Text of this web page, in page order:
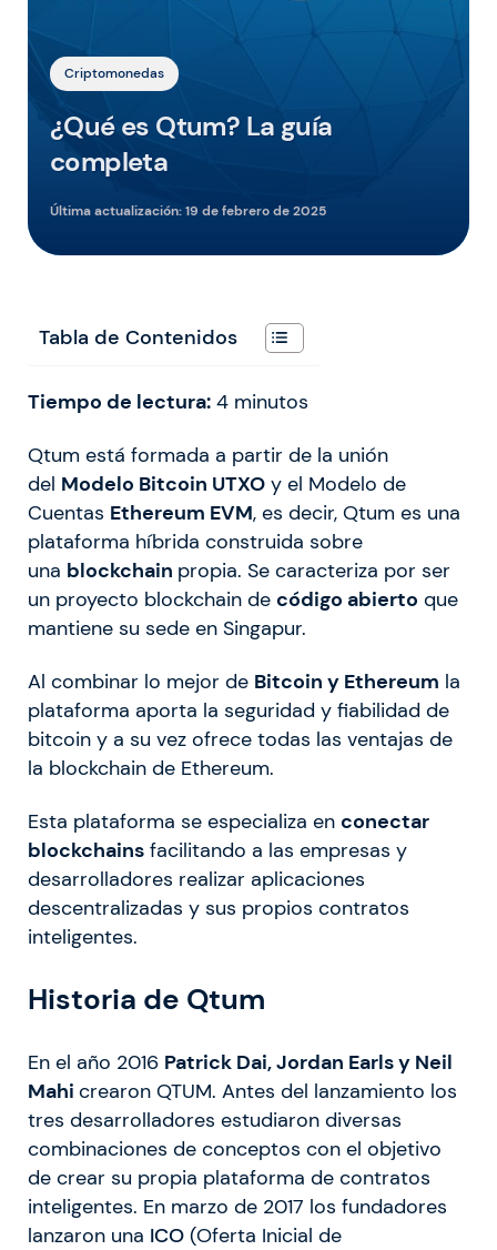
Criptomonedas
¿Qué es Qtum? La guía
completa
Última actualización:19 de febrero de 2025
Tabla de Contenidos
Tiempo de lectura: 4 minutos
Qtum está formada a partir de la unión
del Modelo Bitcoin UTXO y el Modelo de
Cuentas Ethereum EVM, es decir, Qtum es una
plataforma híbrida construida sobre
una blockchain propia. Se caracteriza por ser
un proyecto blockchain de código abierto que
mantiene su sede en Singapur.
Al combinar lo mejor de Bitcoin y Ethereum la
plataforma aporta la seguridad y fiabilidad de
bitcoin y a su vez ofrece todas las ventajas de
la blockchain de Ethereum.
Esta plataforma se especializa en conectar
blockchains facilitando a las empresas y
desarrolladores realizar aplicaciones
descentralizadas y sus propios contratos
inteligentes.
Historia de Qtum
En el año 2016 Patrick Dai, Jordan Earls y Neil
Mahi crearon QTUM. Antes del lanzamiento los
tres desarrolladores estudiaron diversas
combinaciones de conceptos con el objetivo
de crear su propia plataforma de contratos
inteligentes. En marzo de 2017 los fundadores
lanzaron una ICO (Oferta Inicial de